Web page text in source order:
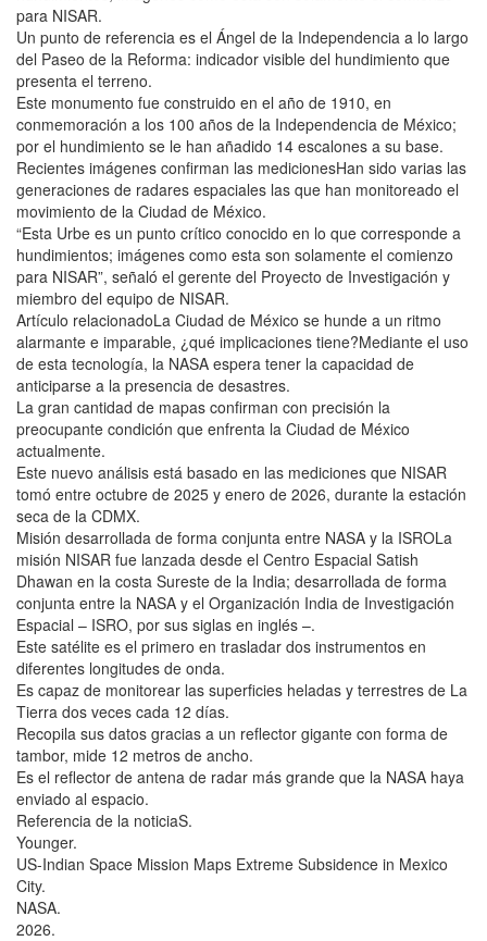
para NISAR.
Un punto de referencia es el Ángel de la Independencia a lo largo
del Paseo de la Reforma: indicador visible del hundimiento que
presenta el terreno.
Este monumento fue construido en el año de 1910, en
conmemoración a los 100 años de la Independencia de México;
por el hundimiento se le han añadido 14 escalones a su base.
Recientes imágenes confirman las medicionesHan sido varias las
generaciones de radares espaciales las que han monitoreado el
movimiento de la Ciudad de México.
“Esta Urbe es un punto crítico conocido en lo que corresponde a
hundimientos; imágenes como esta son solamente el comienzo
para NISAR”, señaló el gerente del Proyecto de Investigación y
miembro del equipo de NISAR.
Artículo relacionadoLa Ciudad de México se hunde a un ritmo
alarmante e imparable, ¿qué implicaciones tiene?Mediante el uso
de esta tecnología, la NASA espera tener la capacidad de
anticiparse a la presencia de desastres.
La gran cantidad de mapas confirman con precisión la
preocupante condición que enfrenta la Ciudad de México
actualmente.
Este nuevo análisis está basado en las mediciones que NISAR
tomó entre octubre de 2025 y enero de 2026, durante la estación
seca de la CDMX.
Misión desarrollada de forma conjunta entre NASA y la ISROLa
misión NISAR fue lanzada desde el Centro Espacial Satish
Dhawan en la costa Sureste de la India; desarrollada de forma
conjunta entre la NASA y el Organización India de Investigación
Espacial – ISRO, por sus siglas en inglés –.
Este satélite es el primero en trasladar dos instrumentos en
diferentes longitudes de onda.
Es capaz de monitorear las superficies heladas y terrestres de La
Tierra dos veces cada 12 días.
Recopila sus datos gracias a un reflector gigante con forma de
tambor, mide 12 metros de ancho.
Es el reflector de antena de radar más grande que la NASA haya
enviado al espacio.
Referencia de la noticiaS.
Younger.
US-Indian Space Mission Maps Extreme Subsidence in Mexico
City.
NASA.
2026.